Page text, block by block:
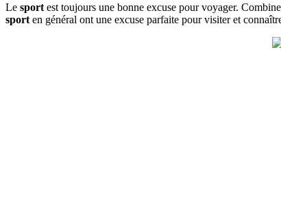
Le sport est toujours une bonne excuse pour voyager.
sport en général ont une excuse parfaite pour visiter et